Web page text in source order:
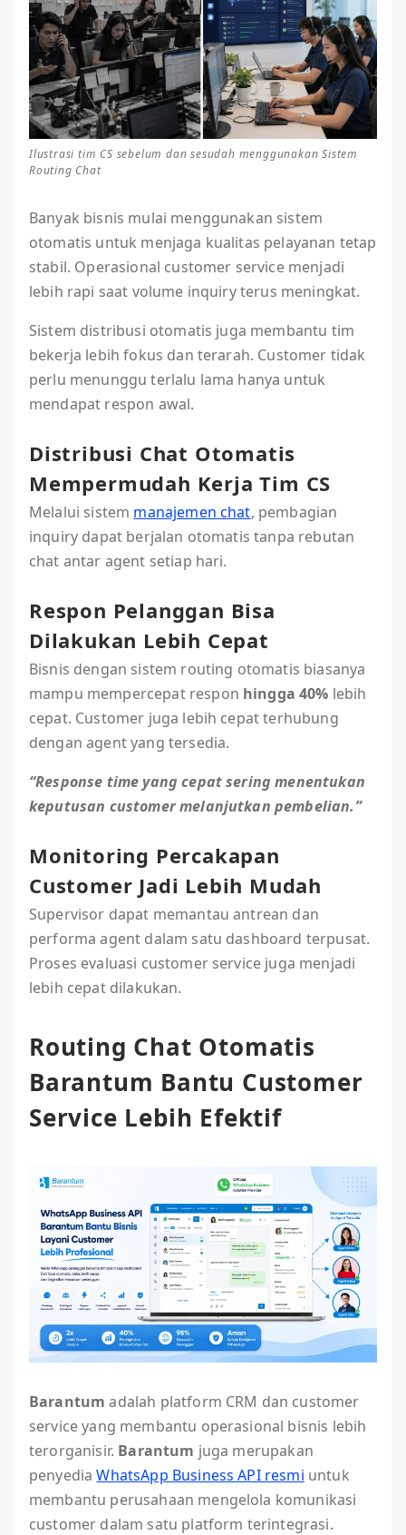
Ilustrasi tim CS sebelum dan sesudah menggunakan Sistem
Routing Chat
Banyak bisnis mulai menggunakan sistem
otomatis untuk menjaga kualitas pelayanan tetap
stabil. Operasional customer service menjadi
lebih rapi saat volume inquiry terus meningkat.
Sistem distribusi otomatis juga membantu tim
bekerja lebih fokus dan terarah. Customer tidak
perlu menunggu terlalu lama hanya untuk
mendapat respon awal.
Distribusi Chat Otomatis
Mempermudah Kerja Tim CS
Melalui sistem manajemen chat, pembagian
inquiry dapat berjalan otomatis tanpa rebutan
chat antar agent setiap hari.
Respon Pelanggan Bisa
Dilakukan Lebih Cepat
Bisnis dengan sistem routing otomatis biasanya
mampu mempercepat respon hingga 40% lebih
cepat. Customer juga lebih cepat terhubung
dengan agent yang tersedia.
“Response time yang cepat sering menentukan
keputusan customer melanjutkan pembelian.”
Monitoring Percakapan
Customer Jadi Lebih Mudah
Supervisor dapat memantau antrean dan
performa agent dalam satu dashboard terpusat.
Proses evaluasi customer service juga menjadi
lebih cepat dilakukan.
Routing Chat Otomatis
Barantum Bantu Customer
Service Lebih Efektif
Barantum adalah platform CRM dan customer
service yang membantu operasional bisnis lebih
terorganisir. Barantum juga merupakan
penyediaWhatsApp Business API resmi untuk
membantu perusahaan mengelola komunikasi
customer dalam satu platform terintegrasi.